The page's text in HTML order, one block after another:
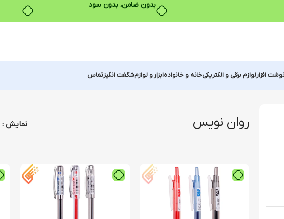
بدون ضامن، بدون سود
افزارلوازم برقی و الکتریکیخانه و خانوادهابزار و لوازمشگفت انگیزتماس
روان نویس نمایش